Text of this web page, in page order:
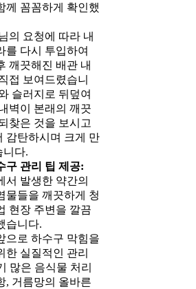
께 꼼꼼하게 확인했
의 요청에 따라 내
를 다시 투입하여
깨끗해진 배관 내
접 보여드렸습니
슬러지로 뒤덮여
벽이 본래의 깨끗
찾은 것을 보시고
감탄하시며 크게 만
니다.
구 관리 팁 제공:
서 발생한 약간의
물들을 깨끗하게 청
현장 주변을 깔끔
습니다.
으로 하수구 막힘을
한 실질적인 관리
많은 음식물 처리
, 거름망의 올바른